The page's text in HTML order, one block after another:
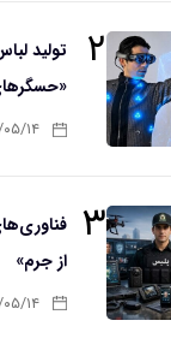
۲
تولید
۱۴۰۵/
۳
از جرم»
۱۴۰۵/